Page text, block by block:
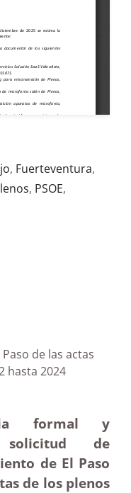
, Fuerteventura,
, PSOE,
de las actas
hasta 2024
formal y
solicitud de
de El Paso
de los plenos